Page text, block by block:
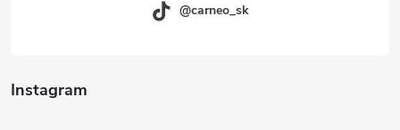
Instagram
@carneo_sk